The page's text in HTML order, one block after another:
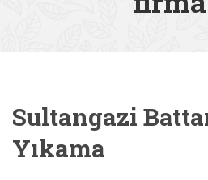
Sultangazi
Yıkama